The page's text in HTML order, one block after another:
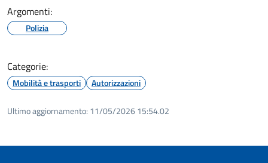
Argomenti:
Polizia
Categorie:
Mobilità e trasporti Autorizzazioni
Ultimo aggiornamento: 11/05/2026 15:54.02